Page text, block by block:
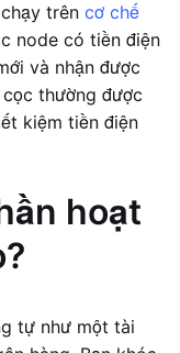
trên cơ chế
node có tiền điện
và nhận được
thường được
kiệm tiền điện
hoạt
tự như một tài